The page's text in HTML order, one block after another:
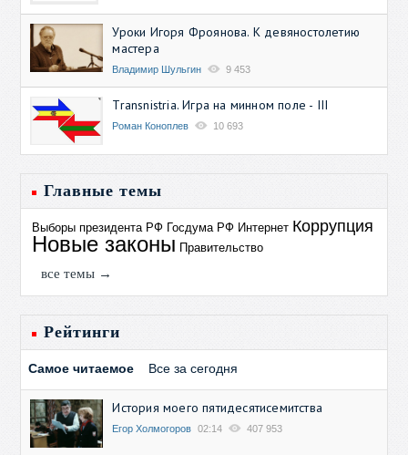
Уроки Игоря Фроянова. К девяностолетию
мастера
Владимир Шульгин 9 453
Transnistria. Игра на минном поле - III
Роман Коноплев 10 693
Главные темы
Выборы президента РФ Госдума РФ Интернет Коррупция
Новые законы Правительство
все темы →
Рейтинги
Самое читаемое Все за сегодня
История моего пятидесятисемитства
Егор Холмогоров 02:14 407 953